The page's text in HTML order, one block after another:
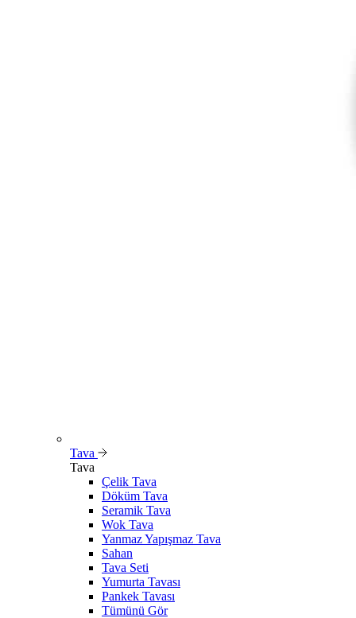
Tava
Tava
Çelik Tava
Döküm Tava
Seramik Tava
Wok Tava
Yanmaz Yapışmaz Tava
Sahan
Tava Seti
Yumurta Tavası
Pankek Tavası
Tümünü Gör